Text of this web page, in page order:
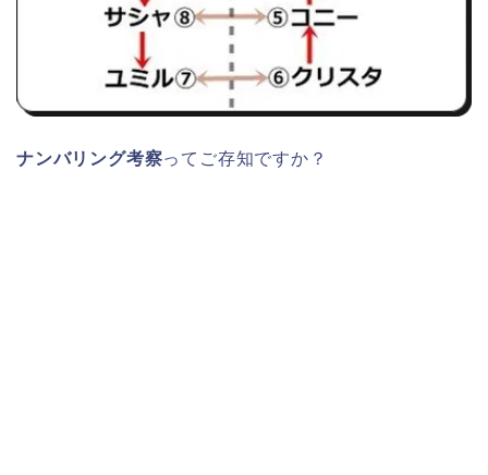
ナンバリング考察ってご存知ですか？